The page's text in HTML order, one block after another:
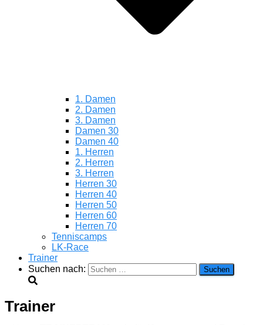
1. Damen
2. Damen
3. Damen
Damen 30
Damen 40
1. Herren
2. Herren
3. Herren
Herren 30
Herren 40
Herren 50
Herren 60
Herren 70
Tenniscamps
LK-Race
Trainer
Suchen nach:
Trainer